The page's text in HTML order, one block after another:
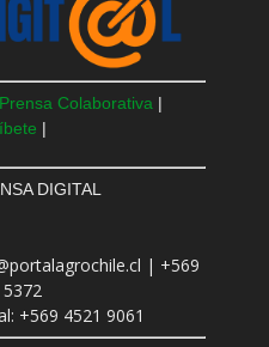
Prensa Colaborativa |
|
DIGITAL
| +569
+569 4521 9061